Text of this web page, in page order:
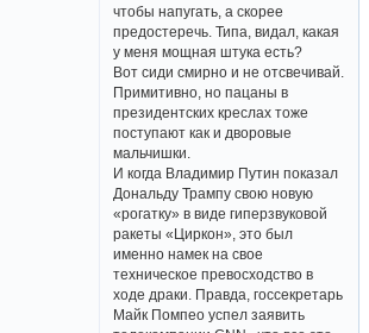
чтобы напугать, а скорее
предостеречь. Типа, видал, какая
у меня мощная штука есть?
Вот сиди смирно и не отсвечивай.
Примитивно, но пацаны в
президентских креслах тоже
поступают как и дворовые
мальчишки.
И когда Владимир Путин показал
Дональду Трампу свою новую
«рогатку» в виде гиперзвуковой
ракеты «Циркон», это был
именно намек на свое
техническое превосходство в
ходе драки. Правда, госсекретарь
Майк Помпео успел заявить